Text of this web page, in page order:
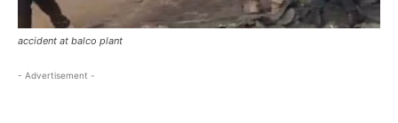
accident at balco plant
- Advertisement -